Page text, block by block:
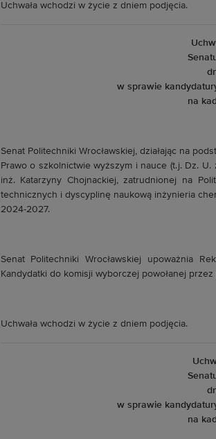
Uchwała wchodzi w życie z dniem podjęcia.
w sprawie
na
Senat Politechniki Wrocławskiej, działając na
Prawo o szkolnictwie wyższym i nauce (t.j. Dz.
inż. Katarzyny Chojnackiej, zatrudnionej na
technicznych i dyscyplinę naukową inżynieria
2024-2027.
Senat Politechniki Wrocławskiej upoważnia
Kandydatki do komisji wyborczej powołanej
Uchwała wchodzi w życie z dniem podjęcia.
w sprawie
na